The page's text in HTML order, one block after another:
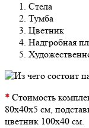
Стела
Тумба
Цветник
Надгробная
* Стоимость
80х40х5 см,
цветник 100х40 см.